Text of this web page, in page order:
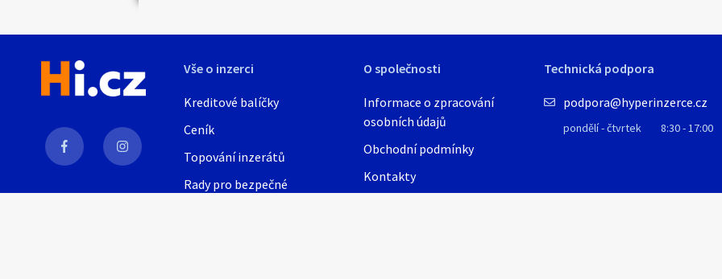
Vše o inzerci
Kreditové balíčky
Ceník
Topování inzerátů
Rady pro bezpečné
O společnosti
Informace o zpracování
osobních údajů
Obchodní podmínky
Kontakty
Technická podpora
podpora@hyperinzerce.cz
pondělí - čtvrtek 8:30 - 17:00